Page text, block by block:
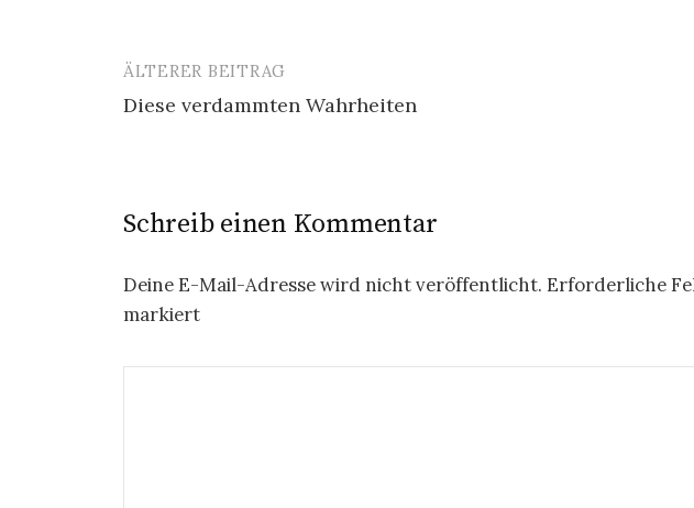
Beitrags-
Navigation
ÄLTERER BEITRAG
Diese verdammten Wahrheiten
Schreib einen Kommentar
Deine E-Mail-Adresse wird nicht veröffentlicht. Erforderliche
markiert